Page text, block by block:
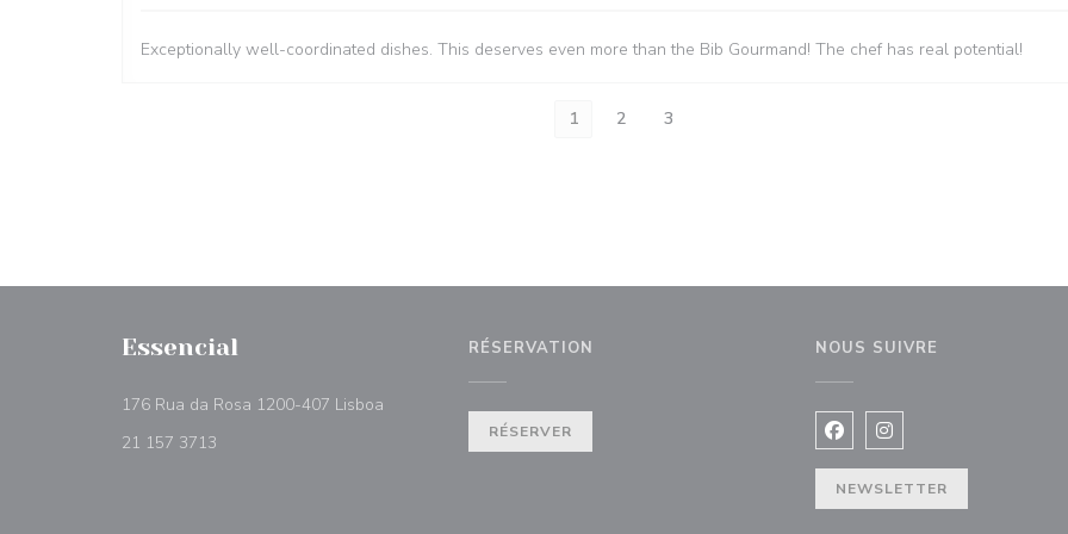
Exceptionally well-coordinated dishes. This deserves even more than the Bib Gourmand! The chef has real potential!
1 2 3
Essencial
176 Rua da Rosa 1200-407 Lisboa
21 157 3713
RÉSERVATION
RÉSERVER
NOUS SUIVRE
Facebook ((ouvre une
Instagram ((ouvre une
NEWSLETTER